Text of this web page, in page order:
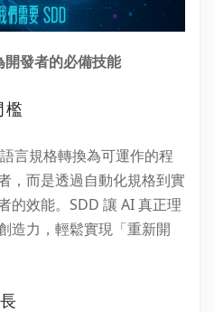
開發者的必備技能
檻
言規格轉換為可運作的程
，而是透過自動化規格到實
的效能。SDD 讓 AI 真正理
造力，輕鬆實現「重新開